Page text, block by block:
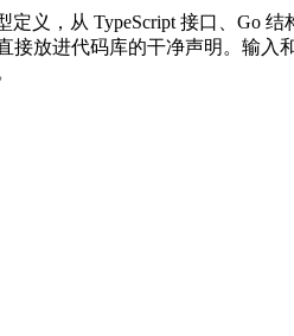
义，从 TypeScript 接口、Go
接放进代码库的干净声明。输